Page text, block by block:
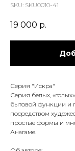
SKU: SKU0010-41
19 000 р.
Серия "Искра"
Серия белых,
бытовой функции и
посредством
простые формы и
Анагаме.